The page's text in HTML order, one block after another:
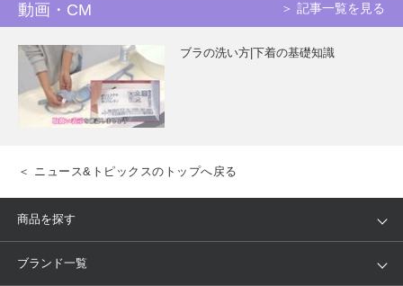
動画・CM ＞ 記事一覧を見る
ブラの洗い方|下着の基礎知識
＜ ニュース&トピックスのトップへ戻る
商品を探す
アイテム
ブランド一覧